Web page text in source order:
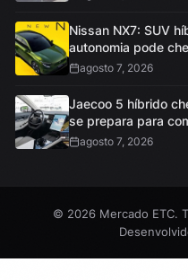
Nissan NX7: SUV
autonomia pode
agosto 7, 2026
Jaecoo 5 híbrido
se prepara para
agosto 7, 2026
© 2026 Mercado ETC.